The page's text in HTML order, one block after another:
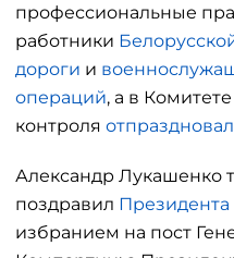
профессиональные
работники
дороги и
операций, а в
контроля
Александр Лукашенко
поздравил
избранием на пост